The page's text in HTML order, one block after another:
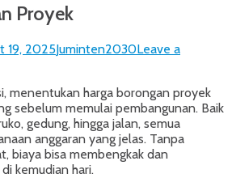
Proyek
19, 2025Author
Juminten2030Leave a
menentukan harga borongan proyek
sebelum memulai pembangunan. Baik
gedung, hingga jalan, semua
anggaran yang jelas. Tanpa
biaya bisa membengkak dan
kemudian hari.